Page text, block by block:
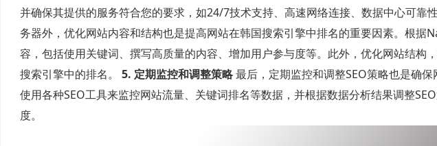
并确保其提供的服务符合您的要求，如24/7技术支持、高速网络连接、数据中心可靠性
务器外，优化网站内容和结构也是提高网站在韩国搜索引擎中排名的重要因素。根据
容，包括使用关键词、撰写高质量的内容、增加用户参与度等。此外，优化网站结构
搜索引擎中的排名。 5. 定期监控和调整策略最后，定期监控和调整SEO策略也是确
使用各种SEO工具来监控网站流量、关键词排名等数据，并根据数据分析结果调整
度。